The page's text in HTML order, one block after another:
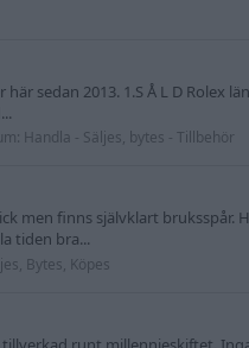
sedan 2013. 1.S Å L D Rolex
Handla - Säljes, bytes - Tillbehör
men finns självklart
tiden bra...
Bytes, Köpes